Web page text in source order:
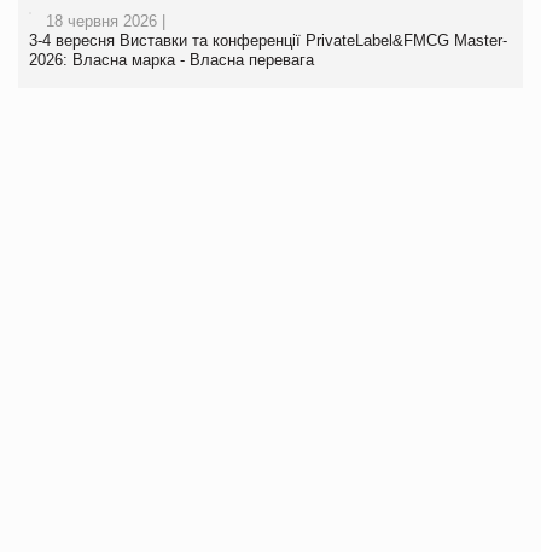
18 червня 2026 |
3-4 вересня Виставки та конференції PrivateLabel&FMCG Master-
2026: Власна марка - Власна перевага